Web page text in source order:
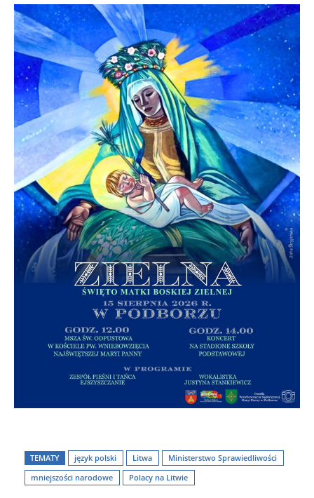
TEMATY język polski Litwa
Ministerstwo Sprawiedliwości
mniejszości narodowe
Polacy na Litwie